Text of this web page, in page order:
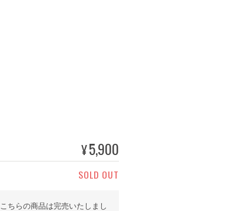
¥5,900
SOLD OUT
こちらの商品は完売いたしまし